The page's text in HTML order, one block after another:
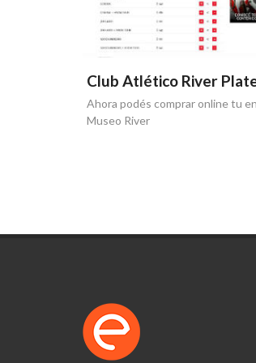
Club Atlético River
Ahora podés comprar online tu
Museo River